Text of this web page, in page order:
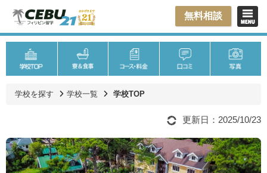
無料相談
学校を探す 学校一覧 学校TOP
更新日：2025/10/23